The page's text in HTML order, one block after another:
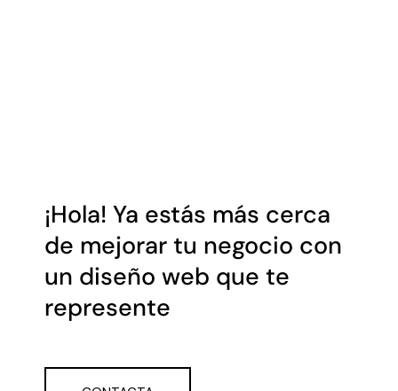
¡Hola! Ya estás más cerca
de mejorar tu negocio con
un diseño web que te
represente